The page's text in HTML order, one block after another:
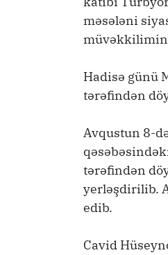
məsələni
müvəkkilimin
Hadisə günü
tərəfindən
Avqustun 8-
tərəfindən
yerləşdirilib.
edib.
Cavid